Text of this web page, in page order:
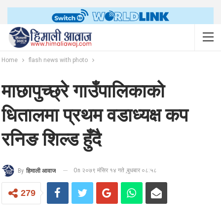
Home flash news with photo
माछापुच्छ्रे गाउँपालिकाको
धितालमा प्रथम वडाध्यक्ष कप
रनिङ शिल्ड हुँदै
By हिमाली आवाज On २०७९ मंसिर १४ गते ,बुधबार ०८:५८
279